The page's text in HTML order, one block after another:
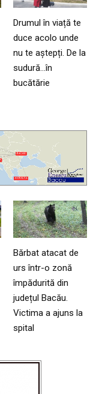
Drumul în viață te
duce acolo unde
nu te aștepți. De la
sudură…în
bucătărie
Bărbat atacat de
urs într-o zonă
împădurită din
județul Bacău.
Victima a ajuns la
spital